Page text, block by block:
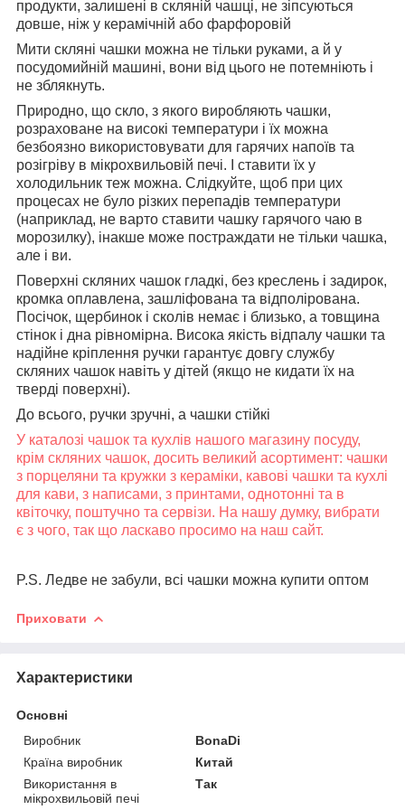
продукти, залишені в скляній чашці, не зіпсуються
довше, ніж у керамічній або фарфоровій
Мити скляні чашки можна не тільки руками, а й у
посудомийній машині, вони від цього не потемніють і
не зблякнуть.
Природно, що скло, з якого виробляють чашки,
розраховане на високі температури і їх можна
безбоязно використовувати для гарячих напоїв та
розігріву в мікрохвильовій печі. І ставити їх у
холодильник теж можна. Слідкуйте, щоб при цих
процесах не було різких перепадів температури
(наприклад, не варто ставити чашку гарячого чаю в
морозилку), інакше може постраждати не тільки чашка,
але і ви.
Поверхні скляних чашок гладкі, без креслень і задирок,
кромка оплавлена, зашліфована та відполірована.
Посічок, щербинок і сколів немає і близько, а товщина
стінок і дна рівномірна. Висока якість відпалу чашки та
надійне кріплення ручки гарантує довгу службу
скляних чашок навіть у дітей (якщо не кидати їх на
тверді поверхні).
До всього, ручки зручні, а чашки стійкі
У каталозі чашок та кухлів нашого магазину посуду,
крім скляних чашок, досить великий асортимент: чашки
з порцеляни та кружки з кераміки, кавові чашки та кухлі
для кави, з написами, з принтами, однотонні та в
квіточку, поштучно та сервізи. На нашу думку, вибрати
є з чого, так що ласкаво просимо на наш сайт.
P.S. Ледве не забули, всі чашки можна купити оптом
Приховати
Характеристики
Основні
Виробник
BonaDi
Країна виробник
Китай
Використання в
мікрохвильовій печі
Так